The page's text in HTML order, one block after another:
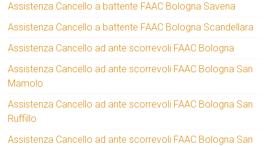
Assistenza Cancello a battente FAAC Bologna Savena
Assistenza Cancello a battente FAAC Bologna Scandellara
Assistenza Cancello ad ante scorrevoli FAAC Bologna
Assistenza Cancello ad ante scorrevoli FAAC Bologna San
Mamolo
Assistenza Cancello ad ante scorrevoli FAAC Bologna San
Ruffillo
Assistenza Cancello ad ante scorrevoli FAAC Bologna San